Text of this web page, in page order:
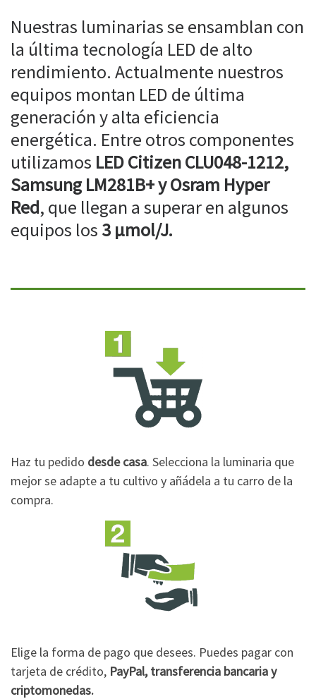
Nuestras luminarias se ensamblan con
la última tecnología LED de alto
rendimiento. Actualmente nuestros
equipos montan LED de última
generación y alta eficiencia
energética. Entre otros componentes
utilizamos LED Citizen CLU048-1212,
Samsung LM281B+ y Osram Hyper
Red, que llegan a superar en algunos
equipos los 3 µmol/J.
Haz tu pedido desde casa. Selecciona la luminaria que
mejor se adapte a tu cultivo y añádela a tu carro de la
compra.
Elige la forma de pago que desees. Puedes pagar con
tarjeta de crédito, PayPal, transferencia bancaria y
criptomonedas.